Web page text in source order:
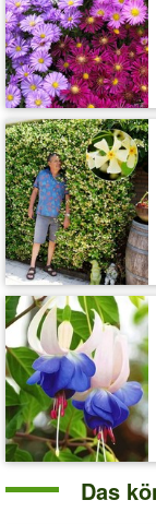
Liefergröße:12
'Zauberglöckchen
Pflege-Tipps
Das